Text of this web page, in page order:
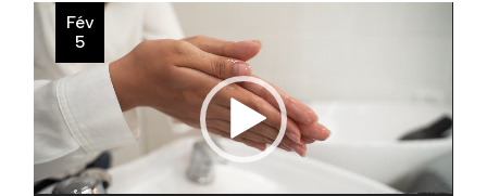
Lecteur
vidéo
Fév
5